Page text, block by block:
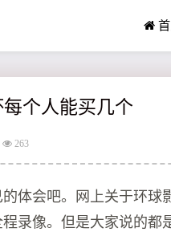
首
个人能买几个
263
体会吧。网上关于环球
录像。但是大家说的都